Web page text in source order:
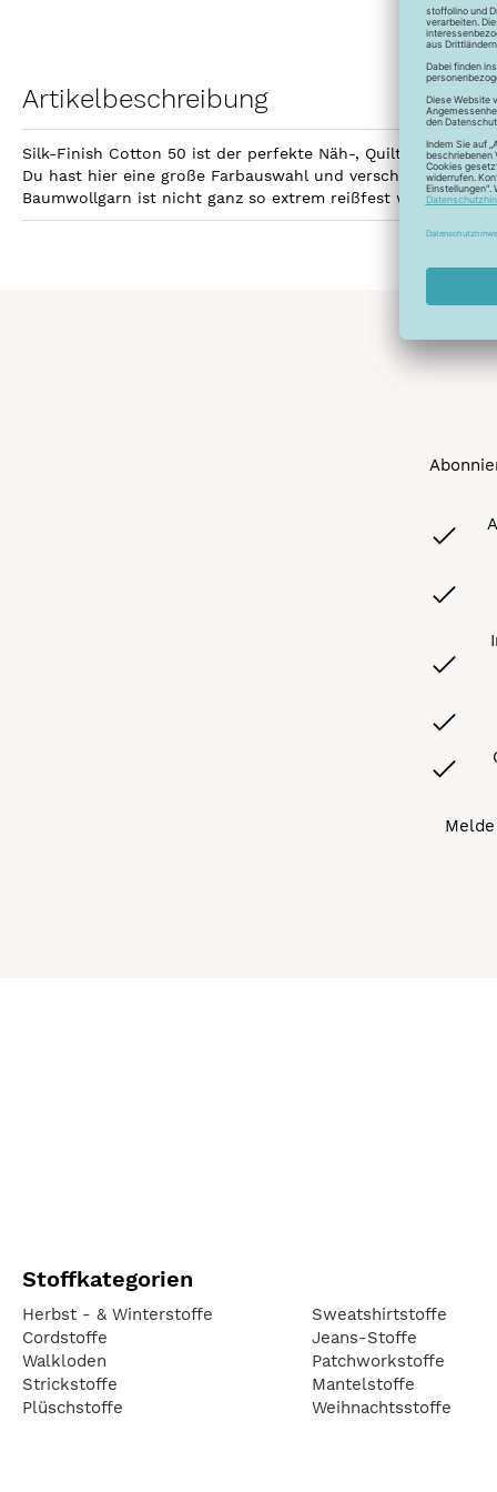
Artikelbeschreibung
Silk-Finish Cotton 50 ist der perfekte Näh-, Quilt- und
Du hast hier eine große Farbauswahl und verschiedene
Baumwollgarn ist nicht ganz so extrem reißfest wie
Stoffkategorien
Herbst - & Winterstoffe
Cordstoffe
Walkloden
Strickstoffe
Plüschstoffe
Sweatshirtstoffe
Jeans-Stoffe
Patchworkstoffe
Mantelstoffe
Weihnachtsstoffe